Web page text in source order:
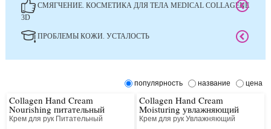
СМЯГЧЕНИЕ. КОСМЕТИКА ДЛЯ ТЕЛА MEDICAL COLLAGENE
3D
ПРОБЛЕМЫ КОЖИ. УСТАЛОСТЬ
популярность название цена
Collagen Hand Cream
Nourishing питательный
Крем для рук Питательный
Collagen Hand Cream
Moisturing увлажняющий
Крем для рук Увлажняющий